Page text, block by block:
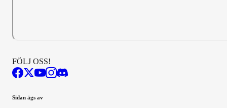
FÖLJ OSS!
Sidan ägs av